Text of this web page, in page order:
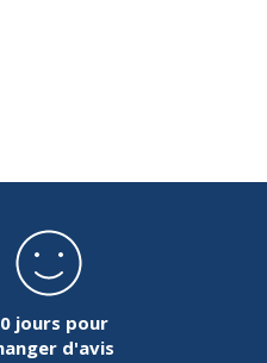
jours pour
d'avis